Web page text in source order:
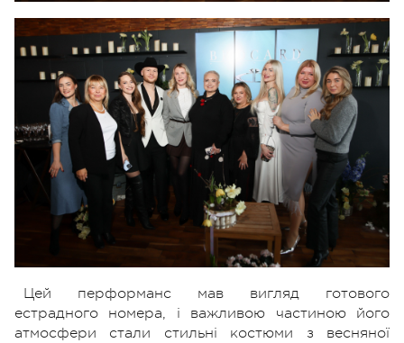
Цей перформанс мав вигляд готового
естрадного номера, і важливою частиною його
атмосфери стали стильні костюми з весняної